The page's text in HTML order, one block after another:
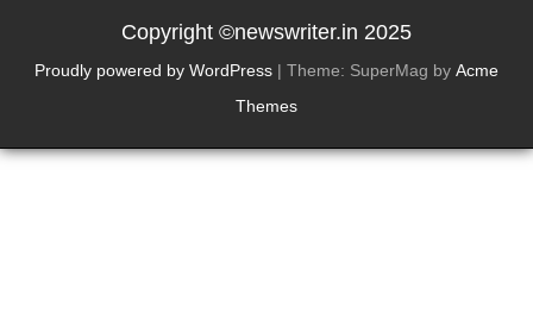
Copyright ©newswriter.in 2025
Proudly powered by WordPress | Theme: SuperMag by Acme
Themes